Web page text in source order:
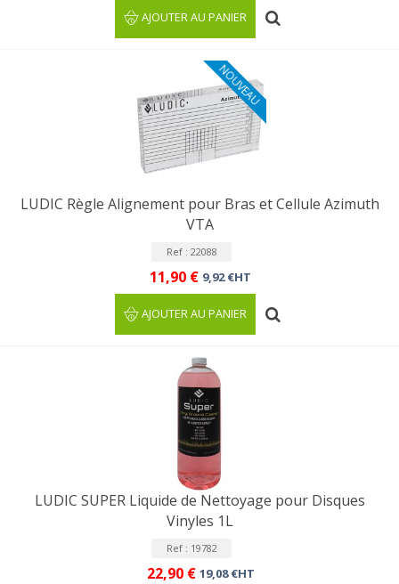
AJOUTER AU PANIER
NOUVEAU
LUDIC Règle Alignement pour Bras et Cellule Azimuth
VTA
Ref : 22088
11,90 € 9,92 €HT
AJOUTER AU PANIER
LUDIC SUPER Liquide de Nettoyage pour Disques
Vinyles 1L
Ref : 19782
22,90 € 19,08 €HT